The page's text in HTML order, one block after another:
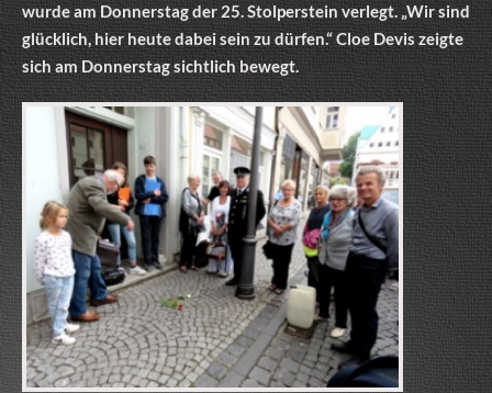
wurde am Donnerstag der 25. Stolperstein verlegt. „Wir sind
glücklich, hier heute dabei sein zu dürfen.“ Cloe Devis zeigte
sich am Donnerstag sichtlich bewegt.